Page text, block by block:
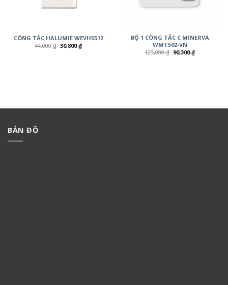
CÔNG TẮC HALUMIE WEVH5512
44,000₫ 30,800₫
BỘ 1 CÔNG TẮC C MINERVA
WMT502-VN
129,000₫ 90,300₫
BẢN ĐỒ